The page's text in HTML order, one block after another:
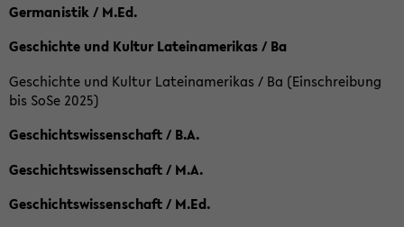
Germanistik / M.Ed.
Geschichte und Kultur Lateinamerikas / Ba
Geschichte und Kultur Lateinamerikas / Ba (Einschreibung
bis SoSe 2025)
Geschichtswissenschaft / B.A.
Geschichtswissenschaft / M.A.
Geschichtswissenschaft / M.Ed.